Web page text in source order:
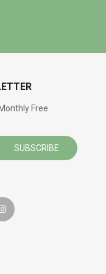
Free
SUBSCRIBE